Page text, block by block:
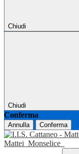
Chiudi
Chiudi
Conferma
Annulla Conferma
Mattei Monselice